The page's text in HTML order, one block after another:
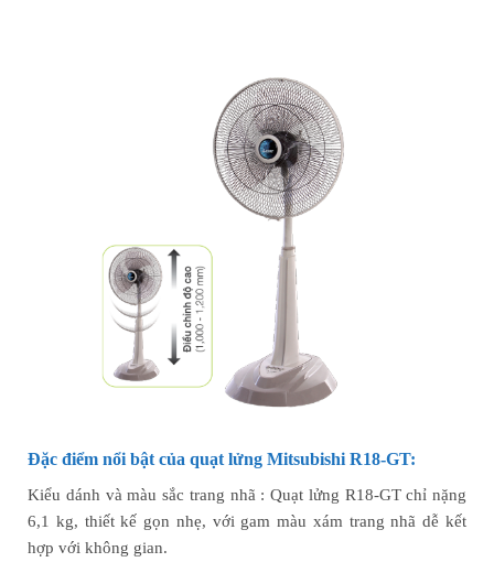
Đặc điểm nổi bật của quạt lửng Mitsubishi R18-GT:
Kiểu dánh và màu sắc trang nhã : Quạt lửng R18-GT chỉ nặng
6,1 kg, thiết kế gọn nhẹ, với gam màu xám trang nhã dễ kết
hợp với không gian.